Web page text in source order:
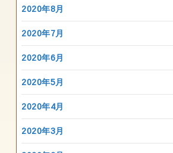
2020年8月
2020年7月
2020年6月
2020年5月
2020年4月
2020年3月